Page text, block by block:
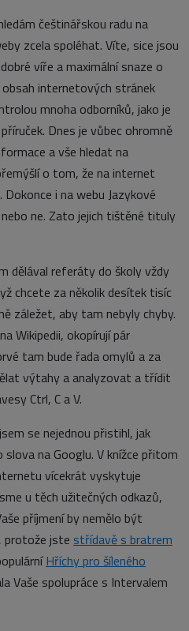
češtinářskou radu na
zcela spoléhat. Víte, sice jsou
víře a maximální snaze o
internetových stránek
mnoha odborníků, jako je
Dnes je vůbec ohromně
a vše hledat na
o tom, že na internet
i na webu Jazykové
ne. Zato jejich tištěné tituly
dělával referáty do školy vždy
chcete za několik desítek tisíc
záležet, aby tam nebyly chyby.
Wikipedii, okopírují pár
tam bude řada omylů a za
výtahy a analyzovat a třídit
Ctrl, C a V.
se nejednou přistihl, jak
na Googlu. V knížce přitom
vícekrát vyskytuje
u těch užitečných odkazů,
příjmení by nemělo být
protože jste střídavě s bratrem
Hříchy pro šíleného
Vaše spolupráce s Intervalem